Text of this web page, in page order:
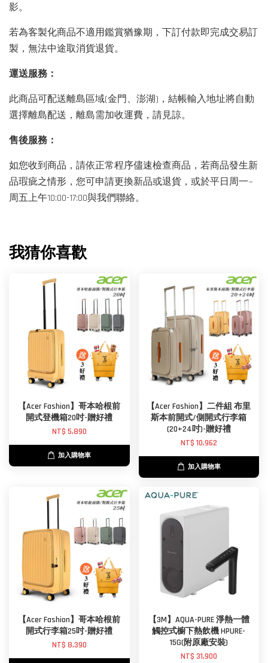
影。
若為客製化商品不適用鑑賞猶豫期，下訂付款即完成交易訂
製，無法中途取消貨退貨。
運送服務：
此商品可配送離島區域(金門、澎湖)，結帳輸入地址將自動
選擇離島配送，離島需加收運費，請見諒。
售後服務：
如您收到商品，請依正常程序儘速檢查商品，若商品發生新
品瑕疵之情形，您可申請更換新品或退貨，或於平日周一~
周五上午10:00-17:00與我們聯絡。
我猜你喜歡
【Acer Fashion】哥本哈根前
開式登機箱20吋-贈好禮
NT$ 5,890
加入購物車
【Acer Fashion】二件組 布里
斯本前開式/側開式行李箱
(20+24吋)-贈好禮
NT$ 10,962
加入購物車
【Acer Fashion】哥本哈根前
開式行李箱25吋-贈好禮
NT$ 8,390
【3M】AQUA-PURE 淨熱一體
觸控式櫥下熱飲機 HPURE-
15G(附原廠安裝)
NT$ 31,900